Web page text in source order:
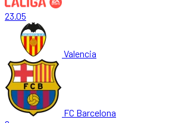
23.05
Valencia
FC Barcelona